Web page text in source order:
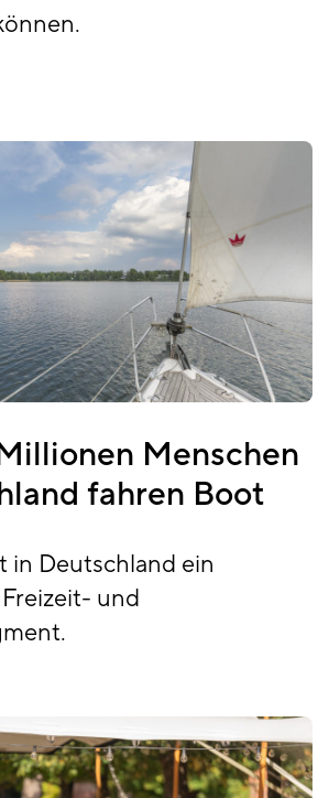
Menschen
fahren Boot
in Deutschland ein
und